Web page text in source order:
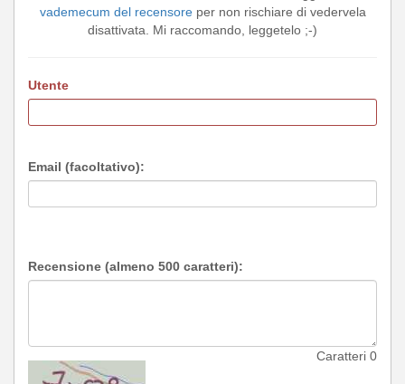
vademecum del recensoreper non rischiare di vedervela
disattivata. Mi raccomando, leggetelo ;-)
Utente
Email (facoltativo):
Recensione (almeno 500 caratteri):
Caratteri 0